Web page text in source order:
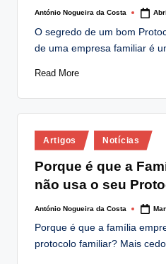
Posted
António Nogueira da Costa
O segredo de um bom
de uma empresa familiar é
Read More
Posted
in
Artigos Notícias
Porque é que a
não usa o seu
Posted
António Nogueira da Costa
Porque é que a família
protocolo familiar? Mais